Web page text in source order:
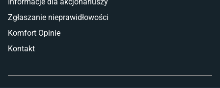
Zgłaszanie nieprawidłowości
Komfort Opinie
Kontakt